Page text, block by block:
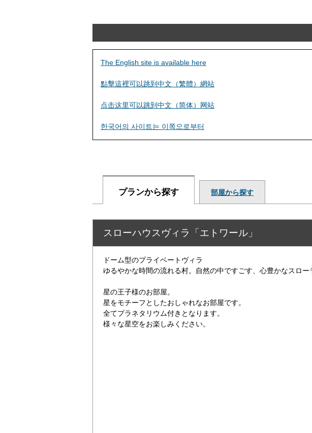
The English site is available here
點擊這裡可以跳到中文（繁體）網站
点击这里可以跳到中文（简体）网站
한국어의 사이트는 이쪽으로부터
プランから探す 部屋から探す
スローハウスヴィラ「エトワール」
ドーム型のプライベートヴィラ
ゆるやかな時間の流れる村。自然の中ですごす、心豊かなスロー
星の王子様のお部屋。
星をモチーフとしたおしゃれなお部屋です。
全てプラネタリウム付きとなります。
様々な星空をお楽しみください。